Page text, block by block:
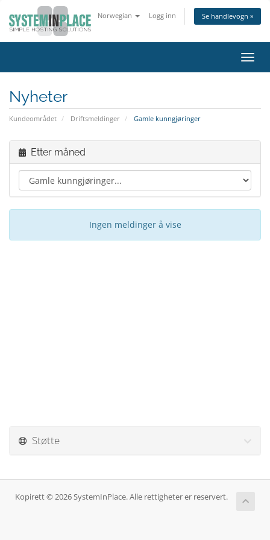
Norwegian Logg inn Se handlevogn »
Bytt
Nyheter
Kundeområdet Driftsmeldinger Gamle kunngjøringer
Etter måned
Ingen meldinger å vise
Støtte
Kopirett © 2026 SystemInPlace. Alle rettigheter er reservert.